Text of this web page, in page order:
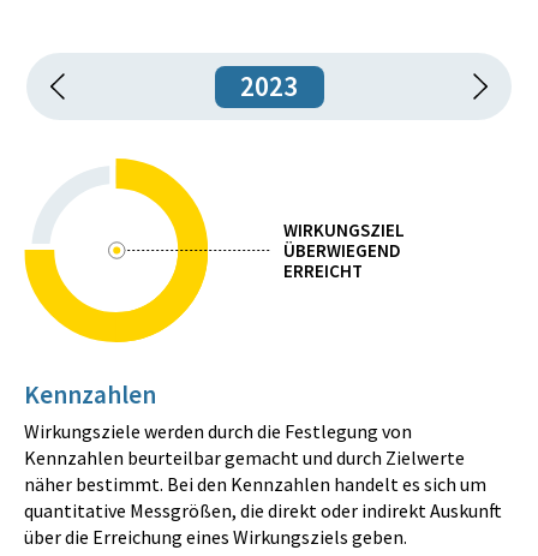
2023
WIRKUNGSZIEL
ÜBERWIEGEND
ERREICHT
Kennzahlen
Wirkungsziele werden durch die Festlegung von
Kennzahlen beurteilbar gemacht und durch Zielwerte
näher bestimmt. Bei den Kennzahlen handelt es sich um
quantitative Messgrößen, die direkt oder indirekt Auskunft
über die Erreichung eines Wirkungsziels geben.